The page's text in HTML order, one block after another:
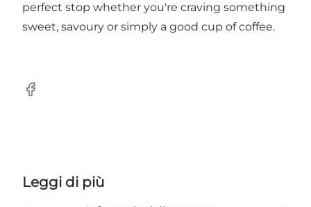
perfect stop whether you're craving something
sweet, savoury or simply a good cup of coffee.
Facebook
Leggi di più